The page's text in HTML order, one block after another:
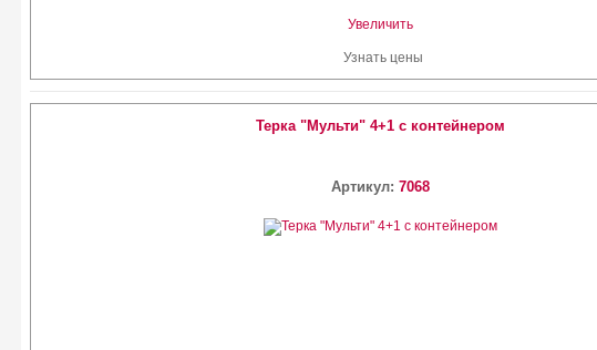
Увеличить
Узнать цены
Терка "Мульти" 4+1 с контейнером
Артикул: 7068